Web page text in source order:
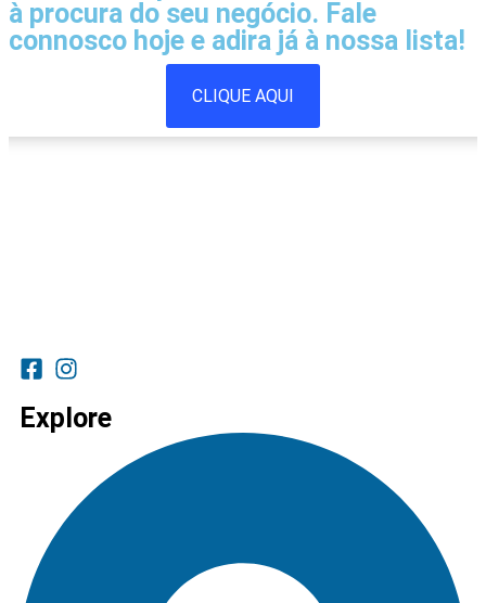
à procura do seu negócio. Fale
connosco hoje e adira já à nossa lista!
CLIQUE AQUI
Explore